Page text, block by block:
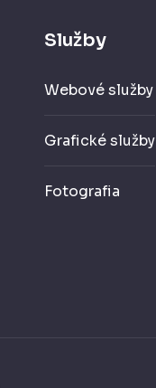
Služby
Webové služby
Grafické služby
Fotografia